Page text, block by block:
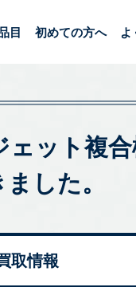
目 初めての方へ よ
ェット複
した。
取情報